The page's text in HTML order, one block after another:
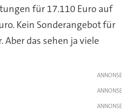
für 17.110 Euro auf
Kein Sonderangebot für
das sehen ja viele